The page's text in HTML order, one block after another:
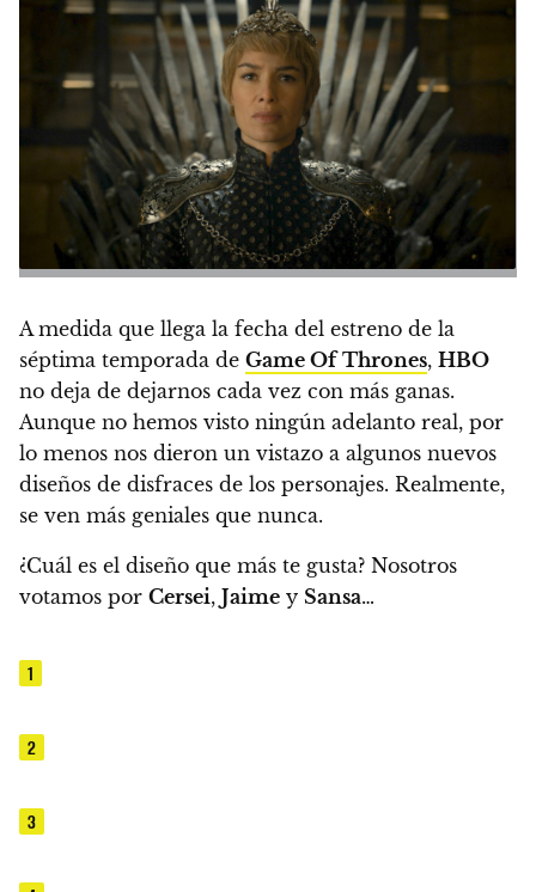
A medida que llega la fecha del estreno de la
séptima temporada de Game Of Thrones, HBO
no deja de dejarnos cada vez con más ganas.
Aunque no hemos visto ningún adelanto real, por
lo menos nos dieron un vistazo a algunos nuevos
diseños de disfraces de los personajes. Realmente,
se ven más geniales que nunca.
¿Cuál es el diseño que más te gusta? Nosotros
votamos por Cersei, Jaime y Sansa…
1
2
3